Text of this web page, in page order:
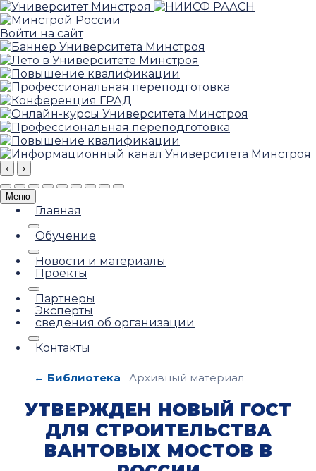
Войти на сайт
‹ ›
Меню
Главная
Обучение
Новости и материалы
Проекты
Партнеры
Эксперты
сведения об организации
Контакты
← Библиотека Архивный материал
УТВЕРЖДЕН НОВЫЙ ГОСТ
ДЛЯ СТРОИТЕЛЬСТВА
ВАНТОВЫХ МОСТОВ В